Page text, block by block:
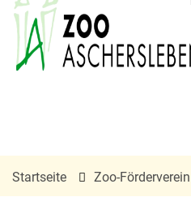
Startseite Zoo-Förderverein